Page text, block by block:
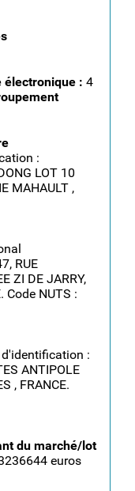
électronique : 4
:
LOT 10
MAHAULT ,
RUE
ZI DE JARRY,
Code NUTS :
d'identification :
ANTIPOLE
, FRANCE.
du marché/lot
euros